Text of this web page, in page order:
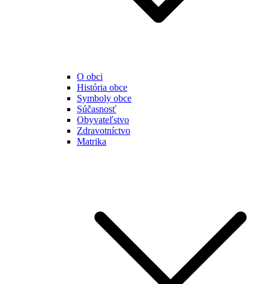
O obci
História obce
Symboly obce
Súčasnosť
Obyvateľstvo
Zdravotníctvo
Matrika